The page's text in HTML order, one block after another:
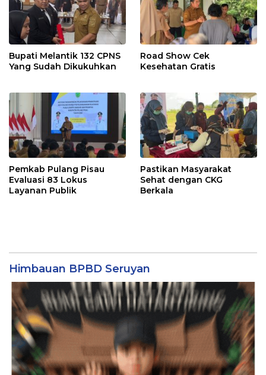
Bupati Melantik 132 CPNS
Yang Sudah Dikukuhkan
Road Show Cek
Kesehatan Gratis
Pemkab Pulang Pisau
Evaluasi 83 Lokus
Layanan Publik
Pastikan Masyarakat
Sehat dengan CKG
Berkala
Himbauan BPBD Seruyan